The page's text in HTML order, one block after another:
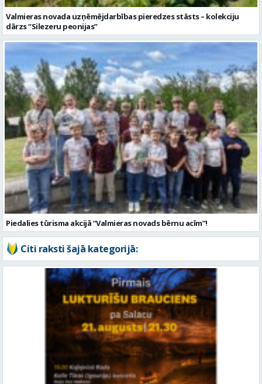
Valmieras novada uzņēmējdarbības pieredzes stāsts – kolekciju
dārzs “Silezeru peonijas”
Piedalies tūrisma akcijā “Valmieras novads bērnu acīm”!
Citi raksti šajā kategorijā: